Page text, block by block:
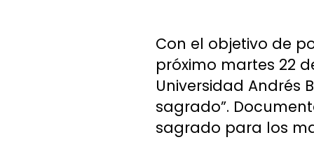
Con el objetivo de
próximo martes 22
Universidad Andrés
sagrado”.
sagrado para los